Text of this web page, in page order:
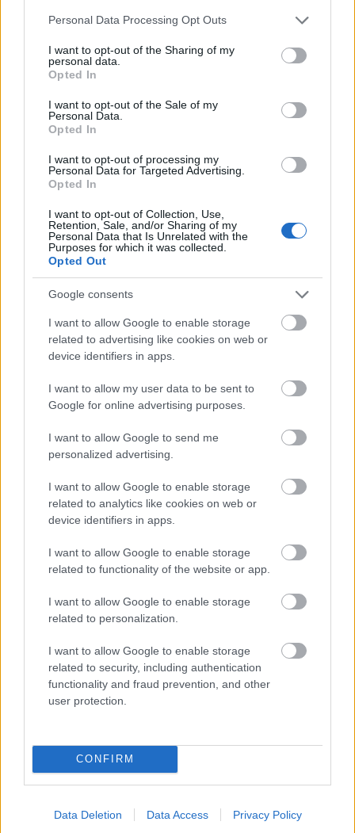
Please note that this website/app uses one or more Google
not limited to your visit or usage behaviour. You may click to
grant or deny consent to Google and its third-party tags to
use your data for below specified purposes in below Google
consent section.
Personal Data Processing Opt Outs
I want to opt-out of the Sharing of my
personal data.
Opted In
I want to opt-out of the Sale of my
Personal Data.
Opted In
I want to opt-out of processing my
Personal Data for Targeted Advertising.
Opted In
I want to opt-out of Collection, Use,
Retention, Sale, and/or Sharing of my
Personal Data that Is Unrelated with the
Purposes for which it was collected.
Opted Out
Google consents
I want to allow Google to enable storage
related to advertising like cookies on web or
device identifiers in apps.
I want to allow my user data to be sent to
Google for online advertising purposes.
I want to allow Google to send me
personalized advertising.
I want to allow Google to enable storage
related to analytics like cookies on web or
device identifiers in apps.
I want to allow Google to enable storage
related to functionality of the website or app.
I want to allow Google to enable storage
related to personalization.
I want to allow Google to enable storage
related to security, including authentication
functionality and fraud prevention, and other
user protection.
CONFIRM
Data Deletion Data Access Privacy Policy
hogy a kiállítás tágabb kontextusba helyezve,
majd a magyar modernizmus festészetét -
jegyezték meg a kurátorok.
Szücs György, az MNG megbízott
főigazgatója és Baán László elmondták, hogy
kapcsolatban még az előző főigazgató, Csák
Ferenc írt alá szándéknyilatkozatot, abban
magyar fél állta volna. A megállapodást
sikerült újratárgyalni, így a sanghajiak
finanszírozásában, a tervezettnél tágabb
kitekintést nyújtó, nemcsak Munkácsyra,
hanem a 19. század végének magyar
indulhat majd Kínába.
következő nagykiállításairól is. Beszámolója
szerint augusztus 9-én, csaknem 2000
pekingi Nemzeti Művészeti Múzeumnak a
kínai képzőművészet elmúlt 30 évét
bemutató tárlata, majd október 26-ától lesz
látható a Cézanne és a múlt című kiállítás, a
világ több mint 40 intézményéből
anyaggal. Egon Schiele negyvennél is több
műve érkezik 2013 júniusában a Schiele és
októberétől hasonlóan színvonalas tárlat
mutatja be az olasz barokk 200 évének
Canalettóig címmel.
Forrás:MTI